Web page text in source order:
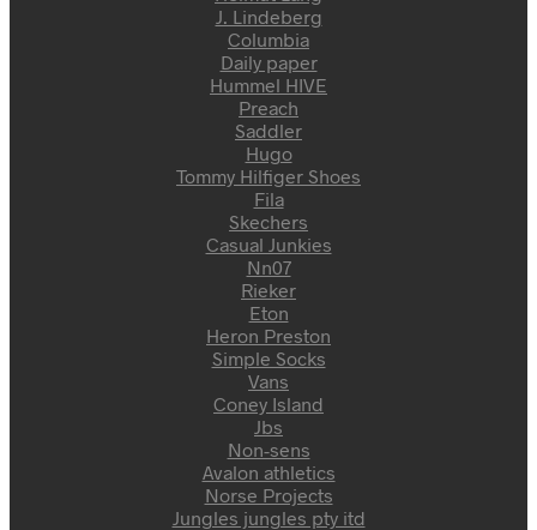
J. Lindeberg
Columbia
Daily paper
Hummel HIVE
Preach
Saddler
Hugo
Tommy Hilfiger Shoes
Fila
Skechers
Casual Junkies
Nn07
Rieker
Eton
Heron Preston
Simple Socks
Vans
Coney Island
Jbs
Non-sens
Avalon athletics
Norse Projects
Jungles jungles pty itd